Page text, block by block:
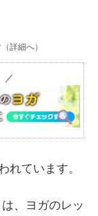
詳細へ）
／
れています。
は、ヨガのレッ